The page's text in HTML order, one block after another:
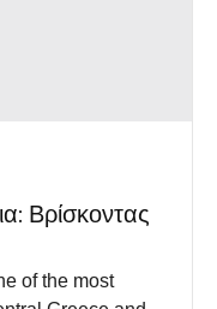
Βρίσκοντας
of the most